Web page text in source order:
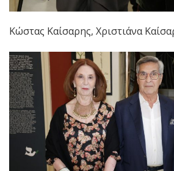
Κώστας Καίσαρης, Χριστιάνα